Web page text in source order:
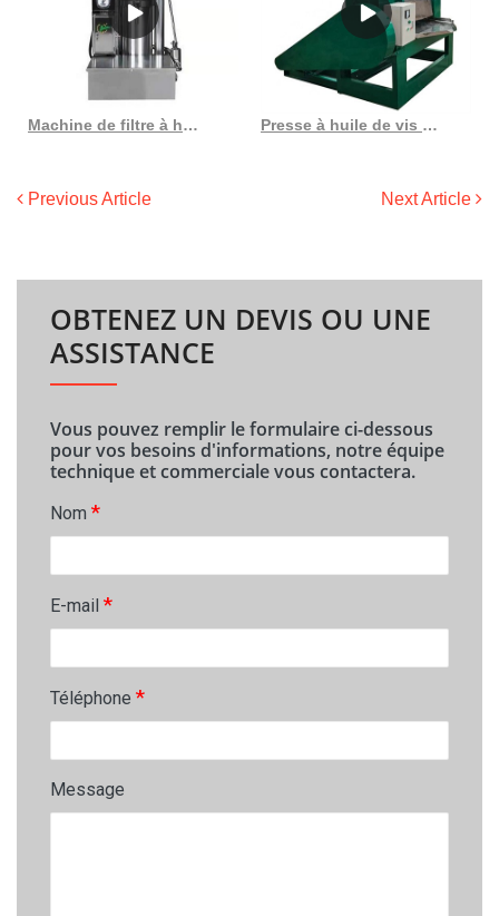
Machine de filtre à huile de remplacement en fibre de verre hydraulique al112936, au Costa Rica Presse à huile de vis de soja en gros, usine au Gabon
Previous Article Next Article
OBTENEZ UN DEVIS OU UNE
ASSISTANCE
Vous pouvez remplir le formulaire ci-dessous
pour vos besoins d'informations, notre équipe
technique et commerciale vous contactera.
Nom *
E-mail *
Téléphone *
Message